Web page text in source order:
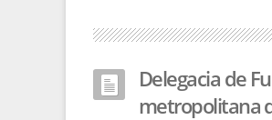
Delegacia de
metropolitana